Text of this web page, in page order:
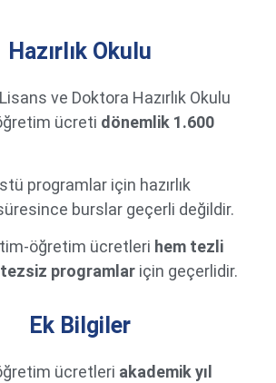
Hazırlık Okulu
ve Doktora Hazırlık Okulu
ücreti dönemlik 1.600
programlar için hazırlık
burslar geçerli değildir.
öğretim ücretleri hem tezli
tezsiz programlar için geçerlidir.
Ek Bilgiler
ücretleri akademik yıl